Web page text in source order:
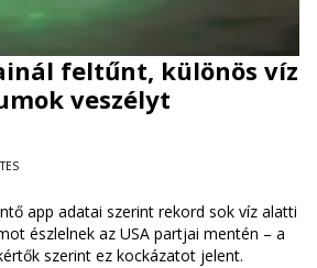
feltűnt, különös víz
veszélyt
app adatai szerint rekord sok víz alatti
észlelnek az USA partjai mentén – a
szerint ez kockázatot jelent.